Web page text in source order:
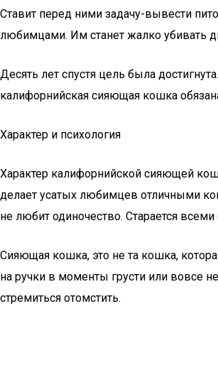
Ставит перед ними задачу-вывести
любимцами. Им станет жалко убивать
Десять лет спустя цель была
калифорнийская сияющая кошка
Характер и психология
Характер калифорнийской сияющей
делает усатых любимцев отличными
не любит одиночество. Старается
Сияющая кошка, это не та кошка,
на ручки в моменты грусти или вовсе
стремиться отомстить.